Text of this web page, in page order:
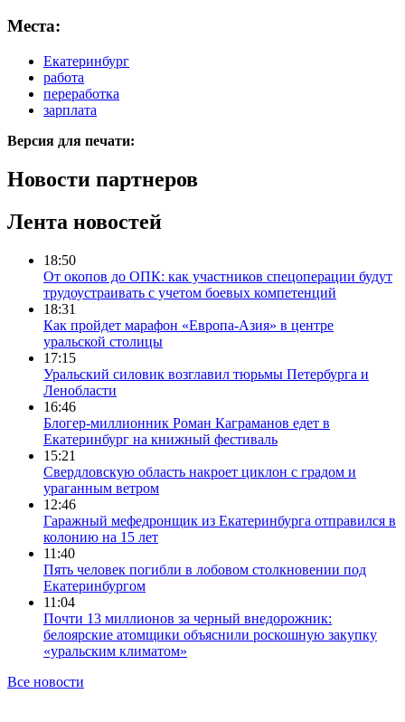
Места:
Екатеринбург
работа
переработка
зарплата
Версия для печати:
Новости партнеров
Лента новостей
18:50
От окопов до ОПК: как участников спецоперации будут
трудоустраивать с учетом боевых компетенций
18:31
Как пройдет марафон «Европа-Азия» в центре
уральской столицы
17:15
Уральский силовик возглавил тюрьмы Петербурга и
Ленобласти
16:46
Блогер-миллионник Роман Каграманов едет в
Екатеринбург на книжный фестиваль
15:21
Свердловскую область накроет циклон с градом и
ураганным ветром
12:46
Гаражный мефедронщик из Екатеринбурга отправился в
колонию на 15 лет
11:40
Пять человек погибли в лобовом столкновении под
Екатеринбургом
11:04
Почти 13 миллионов за черный внедорожник:
белоярские атомщики объяснили роскошную закупку
«уральским климатом»
Все новости